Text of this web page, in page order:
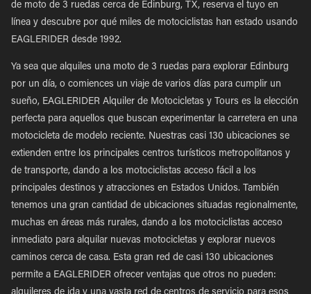
de moto de 3 ruedas cerca de Edinburg, TX, reserva el tuyo en
línea y descubre por qué miles de motociclistas han estado usando
EAGLERIDER desde 1992.
Ya sea que alquiles una moto de 3 ruedas para explorar Edinburg
por un día, o comiences un viaje de varios días para cumplir un
sueño, EAGLERIDER Alquiler de Motocicletas y Tours es la elección
perfecta para aquellos que buscan experimentar la carretera en una
motocicleta de modelo reciente. Nuestras casi 130 ubicaciones se
extienden entre los principales centros turísticos metropolitanos y
de transporte, dando a los motociclistas acceso fácil a los
principales destinos y atracciones en Estados Unidos. También
tenemos una gran cantidad de ubicaciones situadas regionalmente,
muchas en áreas más rurales, dando a los motociclistas acceso
inmediato para alquilar nuevas motocicletas y explorar nuevos
caminos cerca de casa. Esta gran red de casi 130 ubicaciones
permite a EAGLERIDER ofrecer ventajas que otros no pueden: